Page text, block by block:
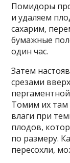
Помидоры
и удаляем
сахарим,
бумажные
один час.
Затем
срезами
Томим их там
влаги при
плодов,
по размеру.
пересохли,